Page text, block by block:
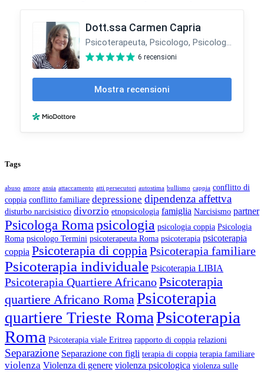
Tags
abuso amore ansia attaccamento atti persecutori autostima bullismo cappia conflitto di
coppia conflitto familiare depressione dipendenza affettva
disturbo narcisistico divorzio etnopsicologia famiglia Narcisismo partner
Psicologa Romapsicologia psicologia coppia Psicologia
Roma psicologo Termini psicoterapeuta Roma psicoterapia psicoterapia
coppia Psicoterapia di coppiaPsicoterapia familiare
Psicoterapia individuale Psicoterapia LIBIA
Psicoterapia Quartiere AfricanoPsicoterapia
quartiere Africano RomaPsicoterapia
quartiere Trieste RomaPsicoterapia
Roma Psicoterapia viale Eritrea rapporto di coppia relazioni
Separazione Separazione con figli terapia di coppia terapia familiare
violenza Violenza di genere violenza psicologica violenza sulle